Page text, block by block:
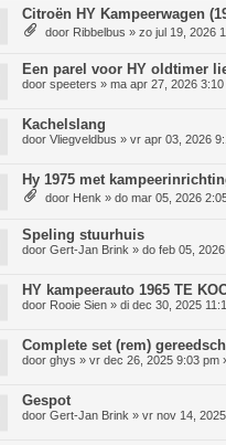
Citroën HY Kampeerwagen
door Ribbelbus » zo jul 19, 2026
Een parel voor HY oldtimer
door speeters » ma apr 27, 2026 3:10
Kachelslang
door Vliegveldbus » vr apr 03, 2026
Hy 1975 met
door Henk » do mar 05, 2026
Speling stuurhuis
door Gert-Jan Brink » do feb 05,
HY kampeerauto 1965 TE
door Rooie Sien » di dec 30, 2025
Complete set (rem)
door ghys » vr dec 26, 2025 9:03 pm
Gespot
door Gert-Jan Brink » vr nov 14,